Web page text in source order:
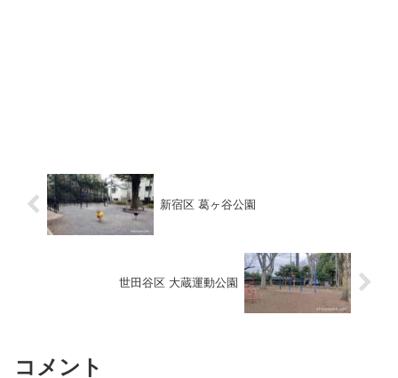
新宿区 葛ヶ谷公園
世田谷区 大蔵運動公園
コメント